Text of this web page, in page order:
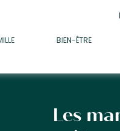
BIEN-ÊTRE
• SOMMEIL
Les